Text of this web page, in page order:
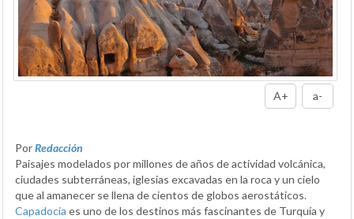
A+ a-
PorRedacción
Paisajes modelados por millones de años de actividad volcánica,
ciudades subterráneas, iglesias excavadas en la roca y un cielo
que al amanecer se llena de cientos de globos aerostáticos.
Capadocia es uno de los destinos más fascinantes de Turquía y